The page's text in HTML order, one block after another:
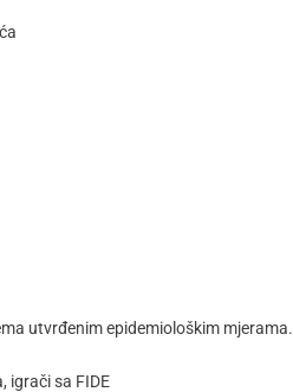
utvrđenim epidemiološkim mjerama.
igrači sa FIDE